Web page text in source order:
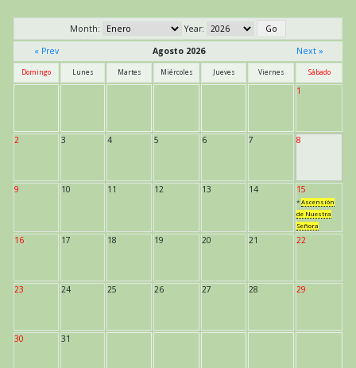
Month:
Year:
« Prev
Agosto 2026 Next »
Domingo Lunes Martes Miércoles Jueves Viernes Sábado
1
2 3 4 5 6 7 8
9 10 11 12 13 14 15
* Ascensión
de Nuestra
Señora
16 17 18 19 20 21 22
23 24 25 26 27 28 29
30 31